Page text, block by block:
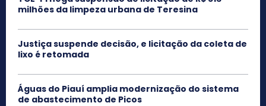
milhões da limpeza urbana de Teresina
Justiça suspende decisão, e licitação da coleta de
lixo é retomada
Águas do Piauí amplia modernização do sistema
de abastecimento de Picos